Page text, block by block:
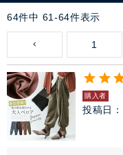
64件中 61 -64件表示
1
購入者
投稿日